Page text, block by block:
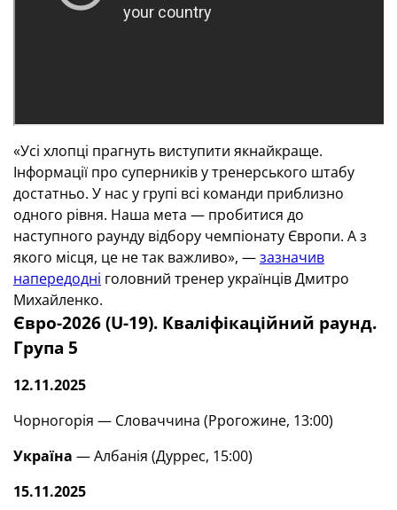
«Усі хлопці прагнуть виступити якнайкраще.
Інформації про суперників у тренерського штабу
достатньо. У нас у групі всі команди приблизно
одного рівня. Наша мета — пробитися до
наступного раунду відбору чемпіонату Європи. А з
якого місця, це не так важливо», —зазначив
напередодні головний тренер українців Дмитро
Михайленко.
Євро-2026 (U-19). Кваліфікаційний раунд.
Група 5
12.11.2025
Чорногорія — Словаччина (Ррогожине, 13:00)
Україна — Албанія (Дуррес, 15:00)
15.11.2025